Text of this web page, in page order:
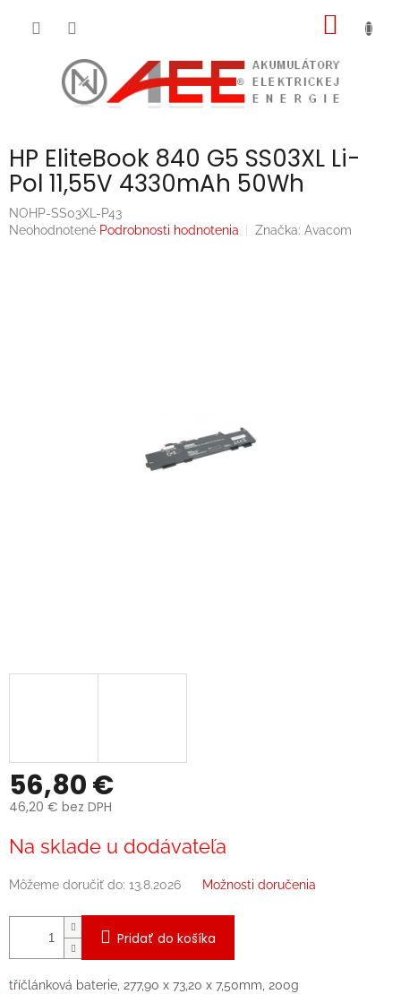
HP EliteBook 840 G5 SS03XL Li-
Pol 11,55V 4330mAh 50Wh
NOHP-SS03XL-P43
Priemerné
Neohodnotené Podrobnosti hodnotenia Značka: Avacom
56,80 €
46,20 € bez DPH
cena:
Na sklade u dodávateľa
Môžeme doručiť do: 13.8.2026 Možnosti doručenia
Pridať do košíka
tříčlánková baterie, 277,90 x 73,20 x 7,50mm, 200g